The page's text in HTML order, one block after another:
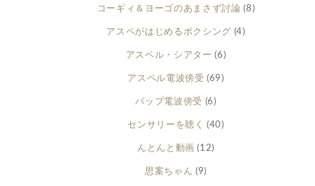
コーギィ＆ヨーゴのあまさず討論 (8)
アスペがはじめるボクシング (4)
アスペル・シアター (6)
アスペル電波傍受 (69)
バップ電波傍受 (6)
センサリーを聴く (40)
んとんと動画 (12)
思案ちゃん (9)